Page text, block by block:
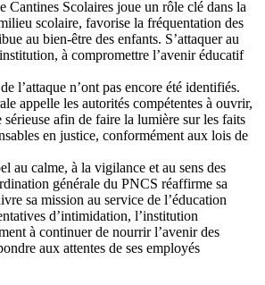
Cantines Scolaires joue un rôle clé dans la
scolaire, favorise la fréquentation des
au bien-être des enfants. S’attaquer au
à compromettre l’avenir éducatif
l’attaque n’ont pas encore été identifiés.
appelle les autorités compétentes à ouvrir,
sérieuse afin de faire la lumière sur les faits
en justice, conformément aux lois de
au calme, à la vigilance et au sens des
générale du PNCS réaffirme sa
sa mission au service de l’éducation
d’intimidation, l’institution
à continuer de nourrir l’avenir des
aux attentes de ses employés